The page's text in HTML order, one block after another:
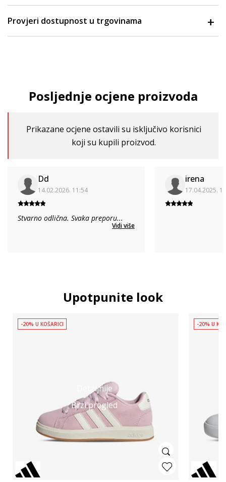
Provjeri dostupnost u trgovinama
Posljednje ocjene proizvoda
Prikazane ocjene ostavili su isključivo korisnici
koji su kupili proizvod.
Dd
14.02.2026. 11:54
Stvarno odlična. Svaka preporu...
Vidi više
irena
17.04.2025.
Upotpunite look
Detaljnije
Brzi pregled
-20% U KOŠARICI -20% U